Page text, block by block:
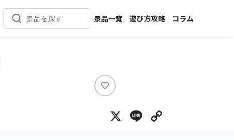
景品を探す
景品一覧
新着景品
メーカー一覧
遊び方攻略
コラム
インタビュー
い
ね
X Line